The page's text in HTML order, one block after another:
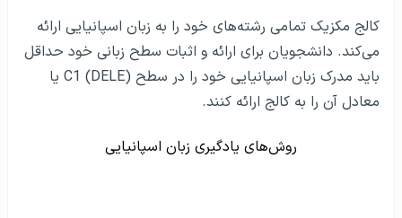
کالج مکزیک تمامی رشته‌های خود را به زبان اسپانیایی ارائه
می‌کند. دانشجویان برای ارائه و اثبات سطح زبانی خود حداقل
باید مدرک زبان اسپانیایی خود را در سطح C1 (DELE) یا
معادل آن را به کالج ارائه کنند.
روش‌های یادگیری زبان اسپانیایی